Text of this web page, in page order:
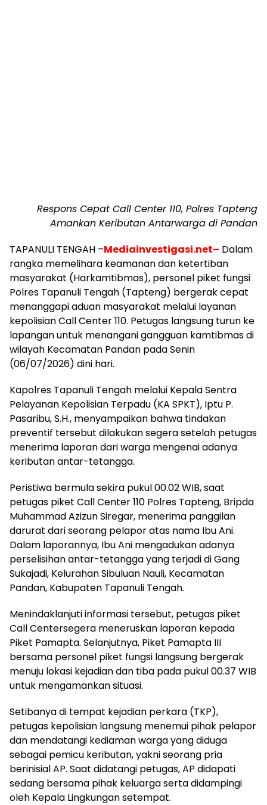
Respons Cepat Call Center 110, Polres Tapteng
Amankan Keributan Antarwarga di Pandan
TAPANULI TENGAH –Mediainvestigasi.net– Dalam
rangka memelihara keamanan dan ketertiban
masyarakat (Harkamtibmas), personel piket fungsi
Polres Tapanuli Tengah (Tapteng) bergerak cepat
menanggapi aduan masyarakat melalui layanan
kepolisian Call Center 110. Petugas langsung turun ke
lapangan untuk menangani gangguan kamtibmas di
wilayah Kecamatan Pandan pada Senin
(06/07/2026) dini hari.
Kapolres Tapanuli Tengah melalui Kepala Sentra
Pelayanan Kepolisian Terpadu (KA SPKT), Iptu P.
Pasaribu, S.H., menyampaikan bahwa tindakan
preventif tersebut dilakukan segera setelah petugas
menerima laporan dari warga mengenai adanya
keributan antar-tetangga.
Peristiwa bermula sekira pukul 00.02 WIB, saat
petugas piket Call Center 110 Polres Tapteng, Bripda
Muhammad Azizun Siregar, menerima panggilan
darurat dari seorang pelapor atas nama Ibu Ani.
Dalam laporannya, Ibu Ani mengadukan adanya
perselisihan antar-tetangga yang terjadi di Gang
Sukajadi, Kelurahan Sibuluan Nauli, Kecamatan
Pandan, Kabupaten Tapanuli Tengah.
Menindaklanjuti informasi tersebut, petugas piket
Call Centersegera meneruskan laporan kepada
Piket Pamapta. Selanjutnya, Piket Pamapta III
bersama personel piket fungsi langsung bergerak
menuju lokasi kejadian dan tiba pada pukul 00.37 WIB
untuk mengamankan situasi.
Setibanya di tempat kejadian perkara (TKP),
petugas kepolisian langsung menemui pihak pelapor
dan mendatangi kediaman warga yang diduga
sebagai pemicu keributan, yakni seorang pria
berinisial AP. Saat didatangi petugas, AP didapati
sedang bersama pihak keluarga serta didampingi
oleh Kepala Lingkungan setempat.